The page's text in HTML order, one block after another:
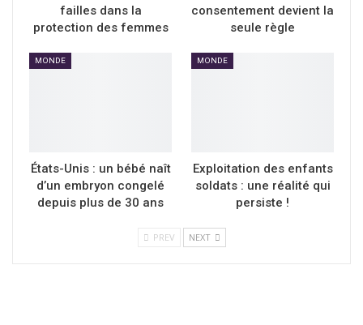
failles dans la
protection des femmes
consentement devient la
seule règle
MONDE
États-Unis : un bébé naît
d’un embryon congelé
depuis plus de 30 ans
MONDE
Exploitation des enfants
soldats : une réalité qui
persiste !
PREV NEXT